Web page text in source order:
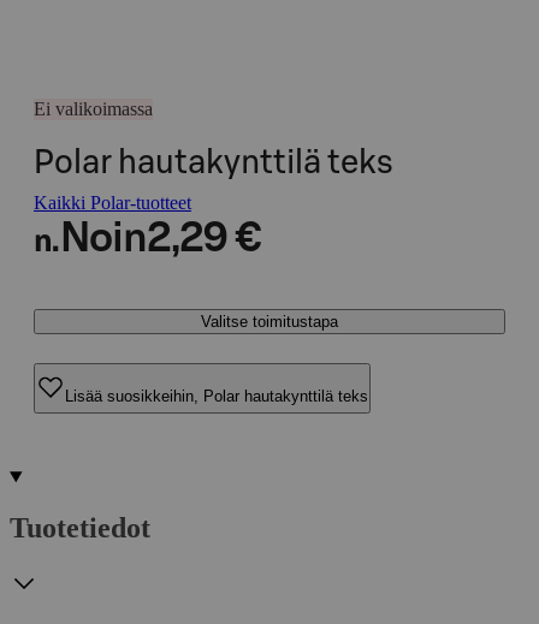
Ei valikoimassa
Polar hautakynttilä teks
Kaikki Polar-tuotteet
n. Noin2,29 €
Valitse toimitustapa
Lisää suosikkeihin, Polar hautakynttilä teks
Tuotetiedot